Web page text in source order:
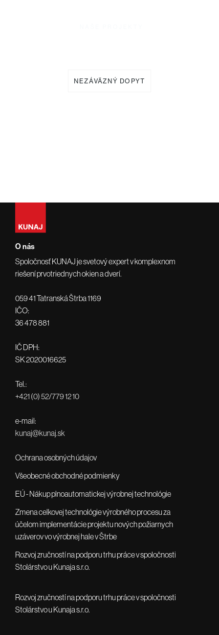
NEZÁVÄZNÝ DOPYT
O nás
Spoločnosť KUNAJ je svetový expert v komplexnom
riešení prvotriednych okien a dverí.
059 41 Tatranská Štrba 1169
IČO:
36 478 881
IČ DPH:
SK 2020016625
Tel.:
+421 (0) 52/779 12 10
e-mail:
kunaj@kunaj.sk
Ochrana osobných údajov
Všeobecné obchodné podmienky
EÚ - Nákup plnoautomatickej výrobnej technológie
Zmena celkovej technológie výrobného procesu za
účelom implementácie projektu nových požiarnych
uzáverov vo výrobnej hale v Štrbe
Rozvoj zručností na podporu trhu práce v spoločnosti
Stolárstvo u Kunaja s.r.o.
Rozvoj zručností na podporu trhu práce v spoločnosti
Stolárstvo u Kunaja s.r.o.